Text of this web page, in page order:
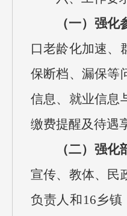
（一）强
口老龄化加速、
保断档、漏保等
信息、就业信息
缴费提醒及待遇
（二）强
宣传、教体、民
负责人和16乡